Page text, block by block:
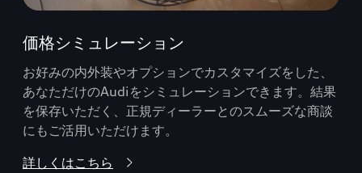
価格シミュレーション
お好みの内外装やオプションでカスタマイズをした、
あなただけのAudiをシミュレーションできます。結果
を保存いただく、正規ディーラーとのスムーズな商談
にもご活用いただけます。
詳しくはこちら